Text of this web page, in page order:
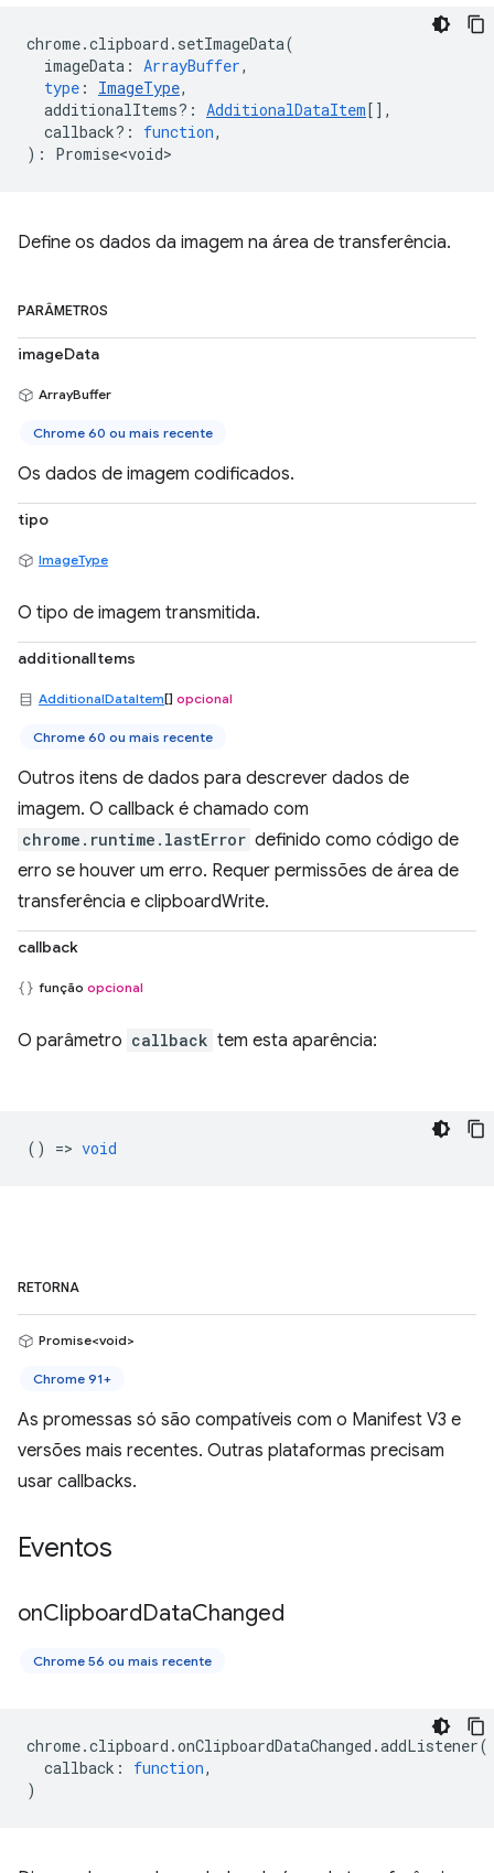
chrome.clipboard . setImageData(
imageData : ArrayBuffer,
type : ImageType,
additionalItems? : AdditionalDataItem[],
callback? : function,
) : Promise<void>
Define os dados da imagem na área de transferência.
PARÂMETROS
imageData
ArrayBuffer
Chrome 60 ou mais recente
Os dados de imagem codificados.
tipo
ImageType
O tipo de imagem transmitida.
additionalItems
AdditionalDataItem[] opcional
Chrome 60 ou mais recente
Outros itens de dados para descrever dados de
imagem. O callback é chamado com
chrome.runtime.lastError definido como código de
erro se houver um erro. Requer permissões de área de
transferência e clipboardWrite.
callback
função opcional
O parâmetro callback tem esta aparência:
() => void
RETORNA
Promise<void>
Chrome 91+
As promessas só são compatíveis com o Manifest V3 e
versões mais recentes. Outras plataformas precisam
usar callbacks.
Eventos
onClipboardDataChanged
Chrome 56 ou mais recente
chrome.clipboard .onClipboardDataChanged .addListener(
callback : function,
)